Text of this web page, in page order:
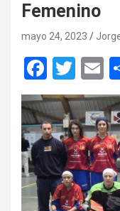
Femenino
mayo 24, 2023
F
a
ce
b
o
o
k
T
wi
tt
er
E